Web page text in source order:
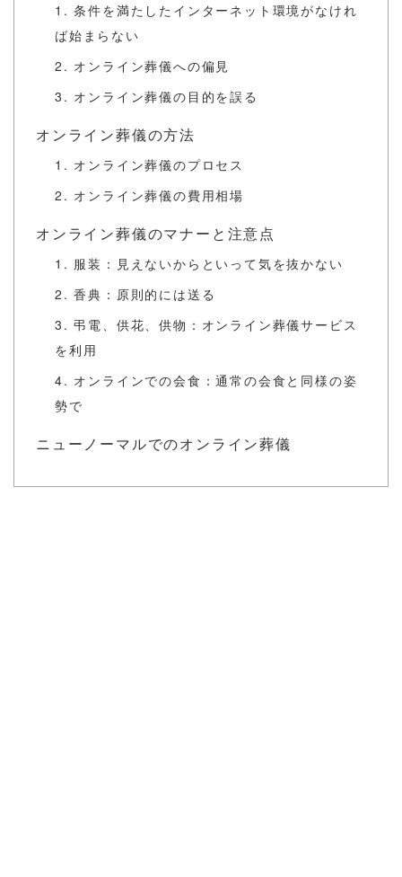
1. 条件を満たしたインターネット環境がなけれ
ば始まらない
2. オンライン葬儀への偏見
3. オンライン葬儀の目的を誤る
オンライン葬儀の方法
1. オンライン葬儀のプロセス
2. オンライン葬儀の費用相場
オンライン葬儀のマナーと注意点
1. 服装：見えないからといって気を抜かない
2. 香典：原則的には送る
3. 弔電、供花、供物：オンライン葬儀サービス
を利用
4. オンラインでの会食：通常の会食と同様の姿
勢で
ニューノーマルでのオンライン葬儀